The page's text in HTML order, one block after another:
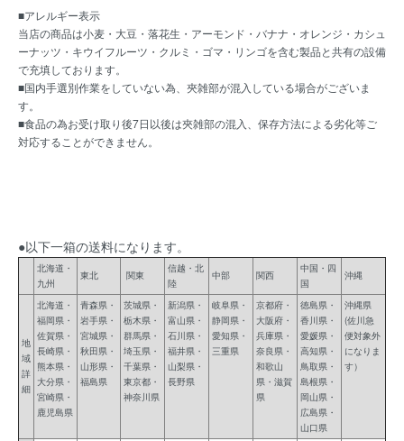
■アレルギー表示
当店の商品は小麦・大豆・落花生・アーモンド・バナナ・オレンジ・カシュ
ーナッツ・キウイフルーツ・クルミ・ゴマ・リンゴを含む製品と共有の設備
で充填しております。
■国内手選別作業をしていない為、夾雑部が混入している場合がございま
す。
■食品の為お受け取り後7日以後は夾雑部の混入、保存方法による劣化等ご
対応することができません。
●以下一箱の送料になります。
北海道・
九州
東北 関東
信越・北
陸
中部 関西
中国・四
国
沖縄
地
域
詳
細
北海道・
福岡県・
佐賀県・
長崎県・
熊本県・
大分県・
宮崎県・
鹿児島県
青森県・
岩手県・
宮城県・
秋田県・
山形県・
福島県
茨城県・
栃木県・
群馬県・
埼玉県・
千葉県・
東京都・
神奈川県
新潟県・
富山県・
石川県・
福井県・
山梨県・
長野県
岐阜県・
静岡県・
愛知県・
三重県
京都府・
大阪府・
兵庫県・
奈良県・
和歌山
県・滋賀
県
徳島県・
香川県・
愛媛県・
高知県・
鳥取県・
島根県・
岡山県・
広島県・
山口県
沖縄県
(佐川急
便対象外
になりま
す）